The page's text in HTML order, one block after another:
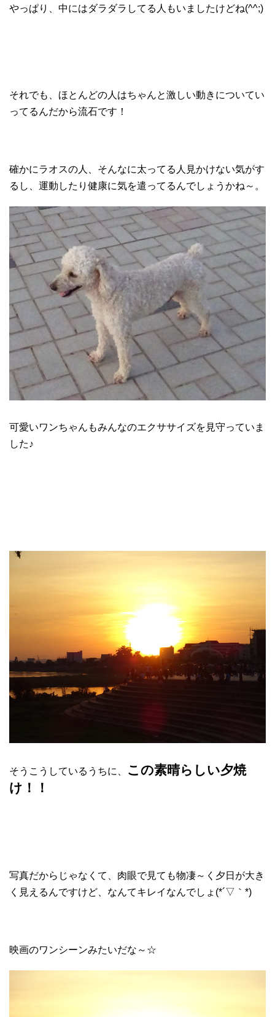
やっぱり、中にはダラダラしてる人もいましたけどね(^^;)
それでも、ほとんどの人はちゃんと激しい動きについてい
ってるんだから流石です！
確かにラオスの人、そんなに太ってる人見かけない気がす
るし、運動したり健康に気を遣ってるんでしょうかね～。
可愛いワンちゃんもみんなのエクササイズを見守っていま
した♪
そうこうしているうちに、
この素晴らしい夕焼
け！！
写真だからじゃなくて、肉眼で見ても物凄～く夕日が大き
く見えるんですけど、なんてキレイなんでしょ(*´▽｀*)
映画のワンシーンみたいだな～☆